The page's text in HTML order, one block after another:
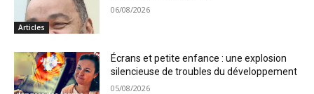
Articles
06/08/2026
Écrans et petite enfance : une explosion
silencieuse de troubles du développement
05/08/2026